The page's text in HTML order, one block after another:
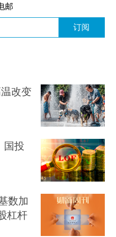
邮
订阅
改变
国投
数加
杠杆